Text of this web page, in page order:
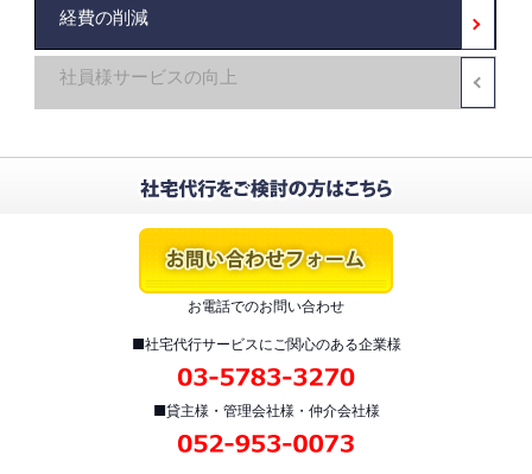
経費の削減
社員様サービスの向上
お電話でのお問い合わせ
■社宅代行サービスにご関心のある企業様
■貸主様・管理会社様・仲介会社様